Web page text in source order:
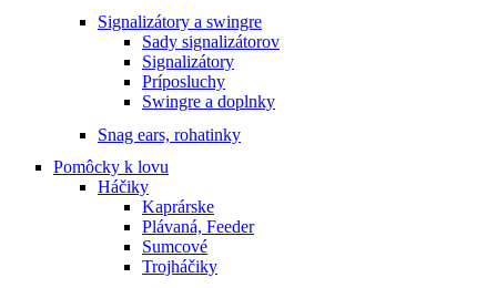
Signalizátory a swingre
Sady signalizátorov
Signalizátory
Príposluchy
Swingre a doplnky
Snag ears, rohatinky
Pomôcky k lovu
Háčiky
Kaprárske
Plávaná, Feeder
Sumcové
Trojháčiky